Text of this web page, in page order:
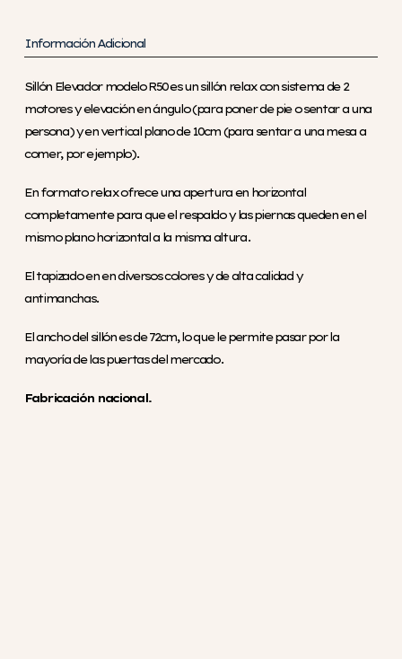
Información Adicional
Sillón Elevador modelo R50 es un sillón relax con sistema de 2
motores y elevación en ángulo (para poner de pie o sentar a una
persona) y en vertical plano de 10cm (para sentar a una mesa a
comer, por ejemplo).
En formato relax ofrece una apertura en horizontal
completamente para que el respaldo y las piernas queden en el
mismo plano horizontal a la misma altura.
El tapizado en en diversos colores y de alta calidad y
antimanchas.
El ancho del sillón es de 72cm, lo que le permite pasar por la
mayoría de las puertas del mercado.
Fabricación nacional.